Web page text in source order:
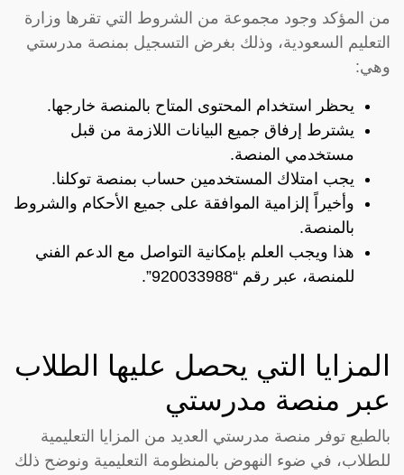
من المؤكد وجود مجموعة من الشروط التي تقرها وزارة
التعليم السعودية، وذلك بغرض التسجيل بمنصة مدرستي
وهي:
يحظر استخدام المحتوى المتاح بالمنصة خارجها.
يشترط إرفاق جميع البيانات اللازمة من قبل
مستخدمي المنصة.
يجب امتلاك المستخدمين حساب بمنصة توكلنا.
وأخيراً إلزامية الموافقة على جميع الأحكام والشروط
بالمنصة.
هذا ويجب العلم بإمكانية التواصل مع الدعم الفني
للمنصة، عبر رقم “920033988”.
المزايا التي يحصل عليها الطلاب
عبر منصة مدرستي
بالطبع توفر منصة مدرستي العديد من المزايا التعليمية
للطلاب، في ضوء النهوض بالمنظومة التعليمية ونوضح ذلك